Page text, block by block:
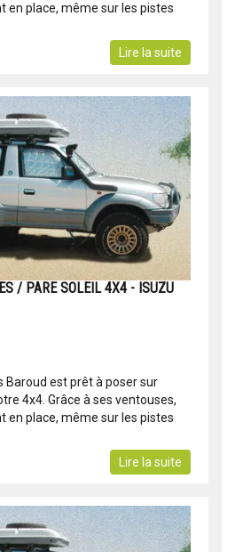
en place, même sur les pistes
Lire la suite
/ PARE SOLEIL 4X4 - ISUZU
Baroud est prêt à poser sur
4x4. Grâce à ses ventouses,
en place, même sur les pistes
Lire la suite